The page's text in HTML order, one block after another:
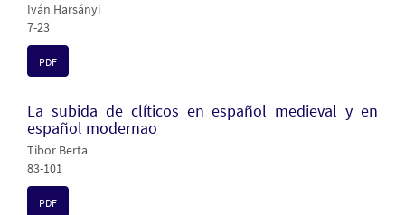
Iván Harsányi
7-23
PDF
La subida de clíticos en español medieval y en
español modernao
Tibor Berta
83-101
PDF